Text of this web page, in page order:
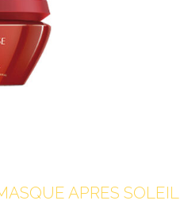
APRES SOLEIL